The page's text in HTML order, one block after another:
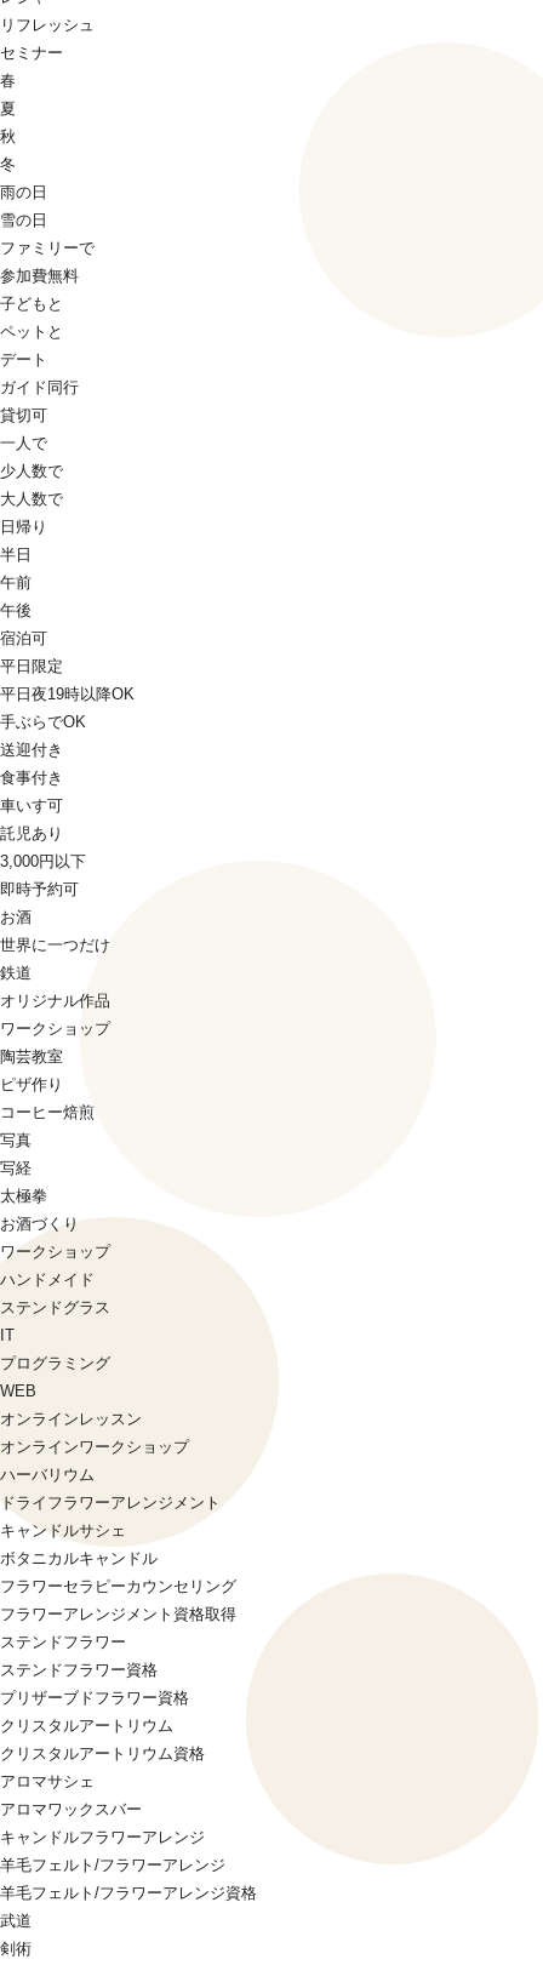
リフレッシュ
セミナー
春
夏
秋
冬
雨の日
雪の日
ファミリーで
参加費無料
子どもと
ペットと
デート
ガイド同行
貸切可
一人で
少人数で
大人数で
日帰り
半日
午前
午後
宿泊可
平日限定
平日夜19時以降OK
手ぶらでOK
送迎付き
食事付き
車いす可
託児あり
3,000円以下
即時予約可
お酒
世界に一つだけ
鉄道
オリジナル作品
ワークショップ
陶芸教室
ピザ作り
コーヒー焙煎
写真
写経
太極拳
お酒づくり
ワークショップ
ハンドメイド
ステンドグラス
IT
プログラミング
WEB
オンラインレッスン
オンラインワークショップ
ハーバリウム
ドライフラワーアレンジメント
キャンドルサシェ
ボタニカルキャンドル
フラワーセラピーカウンセリング
フラワーアレンジメント資格取得
ステンドフラワー
ステンドフラワー資格
プリザーブドフラワー資格
クリスタルアートリウム
クリスタルアートリウム資格
アロマサシェ
アロマワックスバー
キャンドルフラワーアレンジ
羊毛フェルト/フラワーアレンジ
羊毛フェルト/フラワーアレンジ資格
武道
剣術